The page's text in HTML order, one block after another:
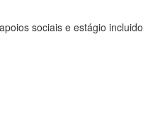
sociais e estágio incluido